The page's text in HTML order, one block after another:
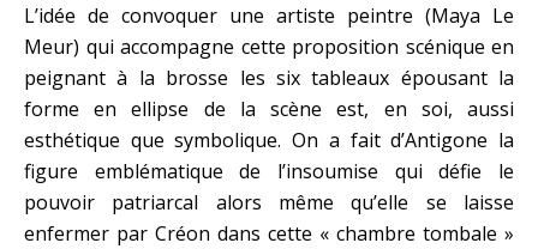
L’idée de convoquer une artiste peintre (Maya Le
Meur) qui accompagne cette proposition scénique en
peignant à la brosse les six tableaux épousant la
forme en ellipse de la scène est, en soi, aussi
esthétique que symbolique. On a fait d’Antigone la
figure emblématique de l’insoumise qui défie le
pouvoir patriarcal alors même qu’elle se laisse
enfermer par Créon dans cette « chambre tombale »